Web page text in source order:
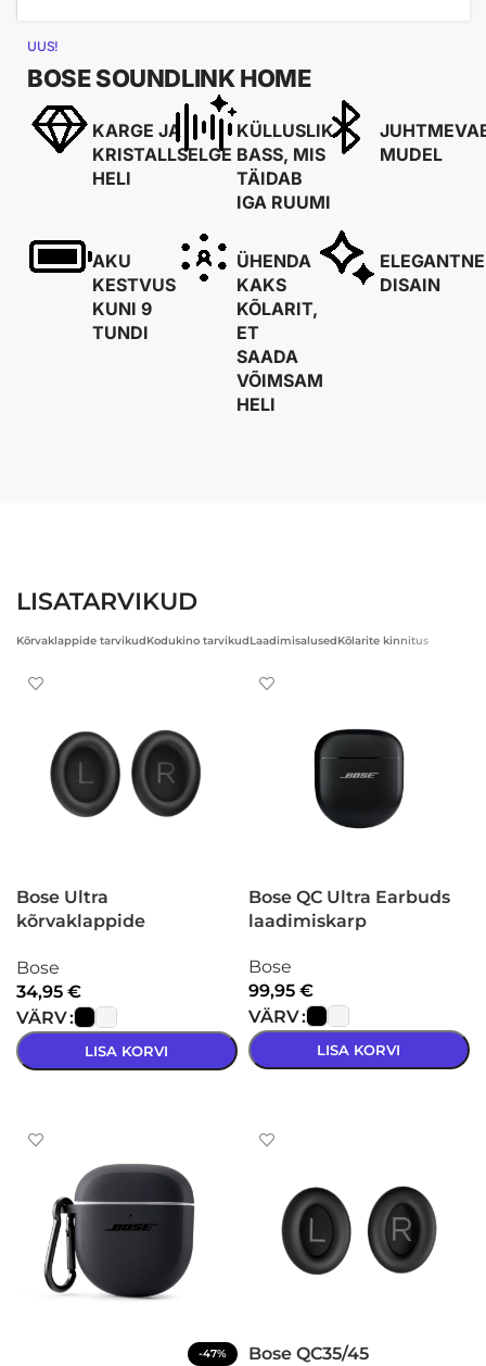
UUS!
BOSE SOUNDLINK HOME
KARGE JA
KRISTALLSELGE
HELI
KÜLLUSLIK
BASS, MIS
TÄIDAB
IGA RUUMI
MUDEL
AKU
KESTVUS
KUNI 9
TUNDI
ÜHENDA
KAKS
KÕLARIT,
ET
SAADA
VÕIMSAM
HELI
ELEGANTNE
DISAIN
LISATARVIKUD
Kõrvaklappide tarvikudKodukino tarvikudLaadimisalusedKõlarite kinnitus
Bose Ultra
kõrvaklappide
komplekt
Bose
34,95 €
VÄRV
LISA KORVI
Bose QC Ultra Earbuds
laadimiskarp
Bose
99,95 €
VÄRV
LISA KORVI
-47%
Bose QC35/45